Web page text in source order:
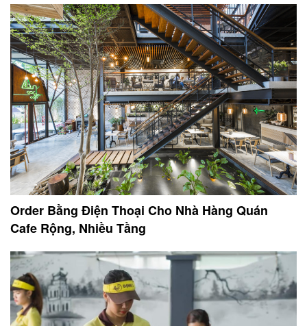
Order Bằng Điện Thoại Cho Nhà Hàng Quán
Cafe Rộng, Nhiều Tầng